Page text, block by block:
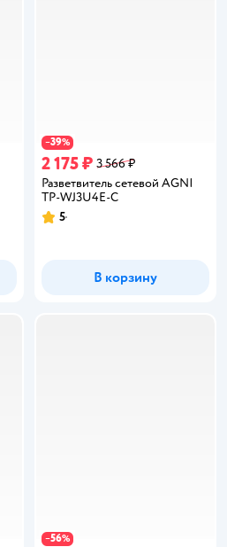
−39%
2 175 ₽ 3 566 ₽
Разветвитель сетевой AGNI
TP-WJ3U4E-C
Рейтинг:
5
В корзину
−56%